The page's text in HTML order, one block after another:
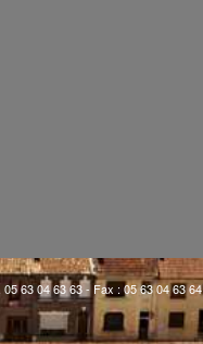
63 04 63 63 - Fax : 05 63 04 63 64